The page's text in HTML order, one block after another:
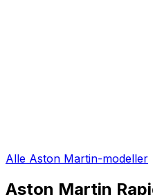
Alle Aston Martin-modeller
Aston Martin